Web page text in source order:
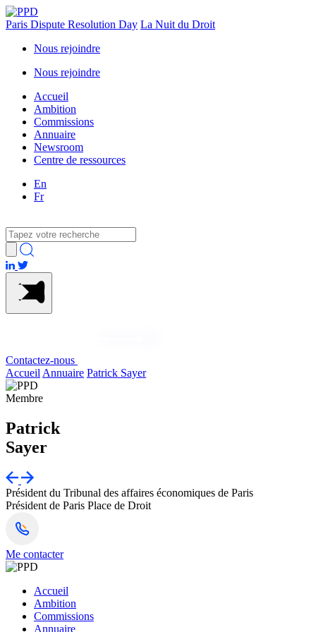
Paris Dispute Resolution Day La Nuit du Droit
Nous rejoindre
Nous rejoindre
Accueil
Ambition
Commissions
Annuaire
Newsroom
Centre de ressources
En
Fr
Contactez-nous
Accueil Annuaire Patrick Sayer
Membre
Patrick
Sayer
Président du Tribunal des affaires économiques de Paris
Président de Paris Place de Droit
Me contacter
Accueil
Ambition
Commissions
Annuaire